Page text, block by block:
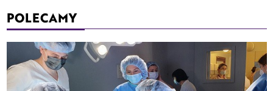
POLECAMY